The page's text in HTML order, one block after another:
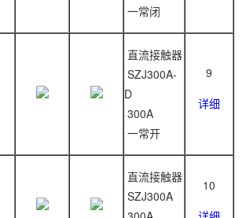
一常闭
直流接触器
SZJ300A-
D
300A
一常开
9
详细
直流接触器
SZJ300A
10